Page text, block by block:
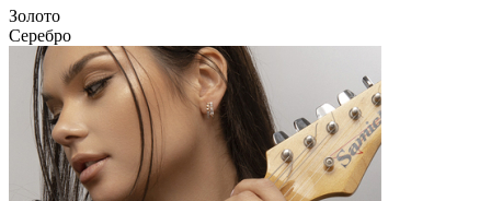
Золото
Серебро